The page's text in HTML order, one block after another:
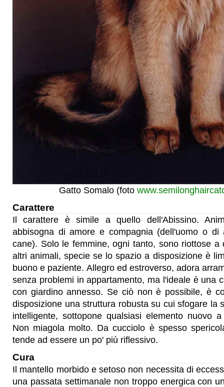
Gatto Somalo (foto
Carattere
Il carattere è simile a quello dell'Abissino.
abbisogna di amore e compagnia (dell'uomo o
cane). Solo le femmine, ogni tanto, sono riottose a
altri animali, specie se lo spazio a disposizione è
buono e paziente. Allegro ed estroverso, adora
senza problemi in appartamento, ma l'ideale è una
con giardino annesso. Se ciò non è possibile, è
disposizione una struttura robusta su cui sfogare la
intelligente, sottopone qualsiasi elemento nuovo
Non miagola molto. Da cucciolo è spesso
tende ad essere un po' più riflessivo.
Cura
Il mantello morbido e setoso non necessita di
una passata settimanale non troppo energica con